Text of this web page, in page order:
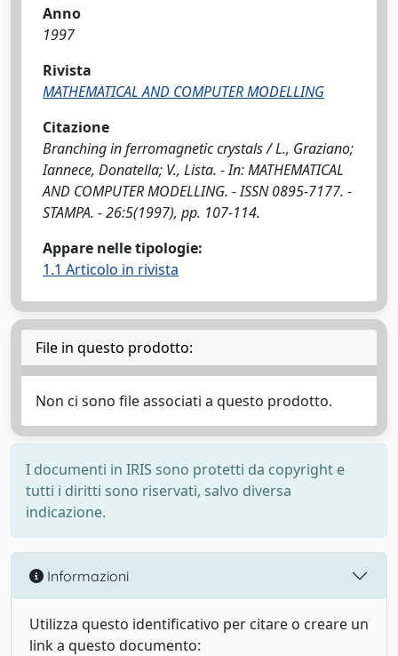
Anno
1997
Rivista
MATHEMATICAL AND COMPUTER MODELLING
Citazione
Branching in ferromagnetic crystals / L., Graziano;
Iannece, Donatella; V., Lista. - In: MATHEMATICAL
AND COMPUTER MODELLING. - ISSN 0895-7177. -
STAMPA. - 26:5(1997), pp. 107-114.
Appare nelle tipologie:
1.1 Articolo in rivista
File in questo prodotto:
Non ci sono file associati a questo prodotto.
I documenti in IRIS sono protetti da copyright e
tutti i diritti sono riservati, salvo diversa
indicazione.
Informazioni
Utilizza questo identificativo per citare o creare un
link a questo documento: